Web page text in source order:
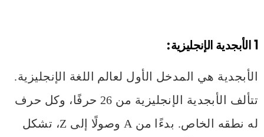
1 الأبجدية الإنجليزية:
الأبجدية هي المدخل الأول لعالم اللغة الإنجليزية.
تتألف الأبجدية الإنجليزية من 26 حرفًا، وكل حرف
له نطقه الخاص. بدءًا من A وصولًا إلى Z، تشكل